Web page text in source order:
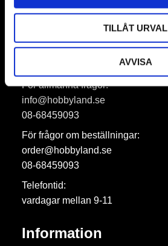
TILLÅT URVAL
AVVISA
Hobbyland AB
För allmänna frågor:
info@hobbyland.se
08-68459093
För frågor om beställningar:
order@hobbyland.se
08-68459093
Telefontid:
vardagar mellan 9-11
Information